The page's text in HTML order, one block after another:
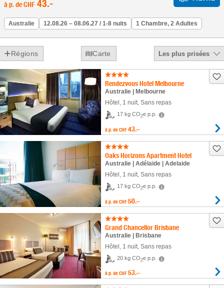
à p. deCHF 43.-
Australie 12.08.26 – 08.06.27 / 1-8 nuits 1 Chambre, 2 Adultes
Régions Carte Les plus prisées
Rendezvous Hotel Melbourne
Australie | Melbourne
Hôtel , 1 nuit, Sans repas
17 kg CO2e p.p.
à p. de CHF 43.–
Oaks Horizons Apartment Hotel
Australie | Adélaïde | Adelaide
Hôtel 1 nuit, Sans repas
17 kg CO2e p.p.
à p. de CHF 50.–
Grand Chancellor Brisbane
Australie | Brisbane
Hôtel 1 nuit, Sans repas
20 kg CO2e p.p.
à p. de CHF 53.–